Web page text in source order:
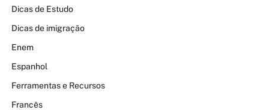
Dicas de Estudo
Dicas de imigração
Enem
Espanhol
Ferramentas e Recursos
Francês